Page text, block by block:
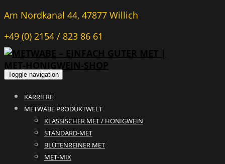
Am Nordkanal 44, 47877 Willich
+49 (0) 2154 / 823 86 61
Toggle navigation
KARRIERE
METWABE PRODUKTWELT
KLASSISCHER MET / HONIGWEIN
STANDARD-MET
BLÜTENREINER MET
MET-MIX